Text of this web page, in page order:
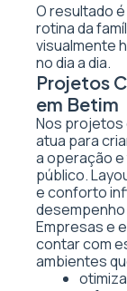
O resultado
rotina da
visualmente
no dia a dia.
Projetos
em Betim
Nos projetos
atua para
a operação
público.
e conforto
Empresas e
contar com
ambientes